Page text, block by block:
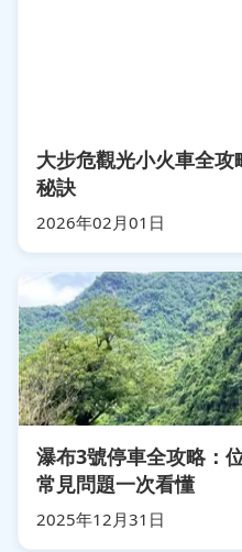
大步危觀光小火車全
秘訣
2026年02月01日
瀑布3號停車全攻略：
常見問題一次看懂
2025年12月31日